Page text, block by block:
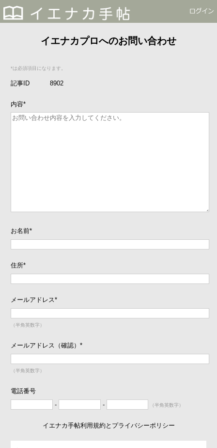
イエナカプロへのお問い合わせ
*は必須項目になります。
記事ID 8902
内容*
お名前*
住所*
メールアドレス*
（半角英数字）
メールアドレス（確認）*
（半角英数字）
電話番号
-
- （半角英数字）
イエナカ手帖利用規約とプライバシーポリシー